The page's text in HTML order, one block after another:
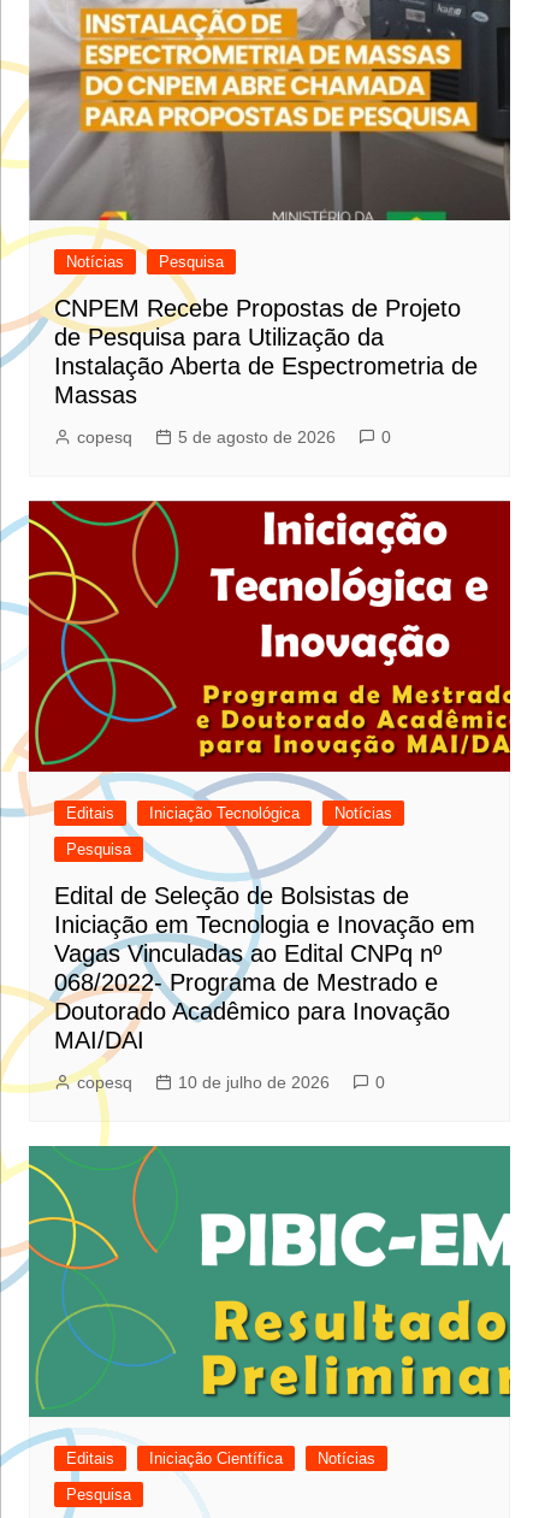
Notícias Pesquisa
CNPEM Recebe Propostas de Projeto
de Pesquisa para Utilização da
Instalação Aberta de Espectrometria de
Massas
copesq 5 de agosto de 2026 0
Editais Iniciação Tecnológica
Notícias
Pesquisa
Edital de Seleção de Bolsistas de
Iniciação em Tecnologia e Inovação em
Vagas Vinculadas ao Edital CNPq nº
068/2022- Programa de Mestrado e
Doutorado Acadêmico para Inovação
MAI/DAI
copesq 10 de julho de 2026 0
Editais Iniciação Científica
Notícias
Pesquisa